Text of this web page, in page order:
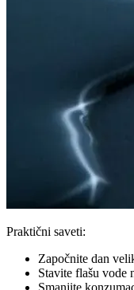
Praktični saveti:
Započnite dan
Stavite flašu vode
Smanjite